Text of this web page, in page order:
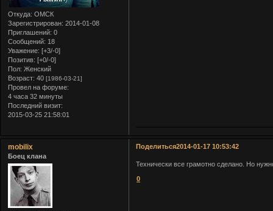
Откуда: ОМСК
Зарегистрирован: 2014-01-08
Приглашений: 0
Сообщений: 18
Уважение: [+3/-0]
Позитив: [+0/-0]
Пол: Женский
Возраст: 40 [1986-03-21]
Провел на форуме:
4 часа 32 минуты
Последний визит:
2015-03-25 21:58:01
Поделиться2014-01-17 10:53:42
mobilix
Боец клана
Технически все грамотно сделано. Но
0